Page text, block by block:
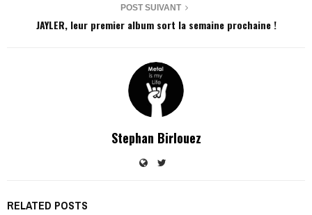
POST SUIVANT
JAYLER, leur premier album sort la semaine prochaine !
Stephan Birlouez
RELATED POSTS